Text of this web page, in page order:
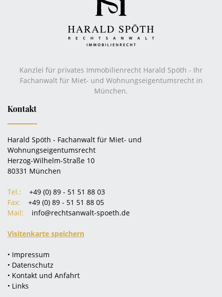
Kanzlei für privates Immobilienrecht Harald Spöth - Ihr
Fachanwalt für Miet- und Wohnungseigentumsrecht in
München.
Kontakt
Harald Spöth - Fachanwalt für Miet- und
Wohnungseigentumsrecht
Herzog-Wilhelm-Straße 10
80331 München
Tel.:
+49 (0) 89 - 51 51 88 03
Fax:
+49 (0) 89 - 51 51 88 05
Mail:
info@rechtsanwalt-spoeth.de
Visitenkarte speichern
• Impressum
• Datenschutz
• Kontakt und Anfahrt
• Links